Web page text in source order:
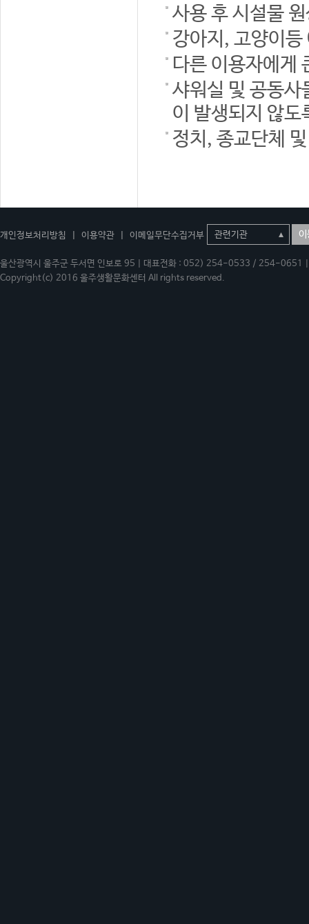
사용 후 시설물
강아지, 고양이
다른 이용자에게
샤워실 및 공동사
이 발생되지 않도
정치, 종교단체
개인정보처리방침 이용약관 이메일무단수집거부 이
울산광역시 울주군 두서면 인보로 95 | 대표전화 : 052) 254-0533 / 254-
Copyright(c) 2016 울주생활문화센터 All rights reserved.